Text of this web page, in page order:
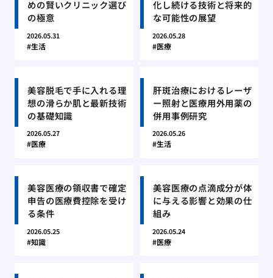
めの賢いクリニック選び
の極意
2026.05.31
生活
化し続ける技術と将来的
な可能性の展望
2026.05.28
医療
美容脱毛で手に入れる理
想の滑らか肌と最新技術
の基礎知識
2026.05.27
医療
肝斑治療におけるレーザ
ー照射と医療用外用薬の
併用事例研究
2026.05.26
生活
美容医療の領収書で確定
申告の医療費控除を受け
る条件
2026.05.25
知識
美容医療の点滴成分が体
に与える影響と効果の仕
組み
2026.05.24
医療